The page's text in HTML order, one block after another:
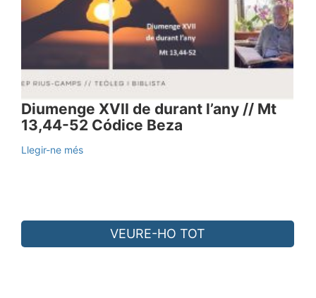
Diumenge XVII de durant l’any // Mt
13,44-52 Códice Beza
Llegir-ne més
VEURE-HO TOT